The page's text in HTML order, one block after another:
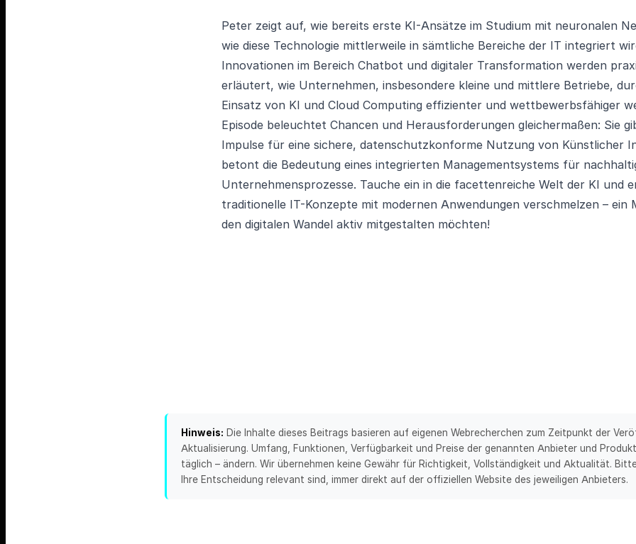
Peter zeigt auf, wie bereits erste KI-Ansätze im Studium mit neuronalen
wie diese Technologie mittlerweile in sämtliche Bereiche der IT integriert
Innovationen im Bereich Chatbot und digitaler Transformation werden
erläutert, wie Unternehmen, insbesondere kleine und mittlere Betriebe,
Einsatz von KI und Cloud Computing effizienter und wettbewerbsfähiger
Episode beleuchtet Chancen und Herausforderungen gleichermaßen: Sie
Impulse für eine sichere, datenschutzkonforme Nutzung von Künstlicher
betont die Bedeutung eines integrierten Managementsystems für
Unternehmensprozesse. Tauche ein in die facettenreiche Welt der KI und
traditionelle IT-Konzepte mit modernen Anwendungen verschmelzen – ein
den digitalen Wandel aktiv mitgestalten möchten!
Hinweis: Die Inhalte dieses Beitrags basieren auf eigenen Webrecherchen zum Zeitpunkt der
Aktualisierung. Umfang, Funktionen, Verfügbarkeit und Preise der genannten Anbieter und
täglich – ändern. Wir übernehmen keine Gewähr für Richtigkeit, Vollständigkeit und Aktualität.
Ihre Entscheidung relevant sind, immer direkt auf der offiziellen Website des jeweiligen Anbieters.